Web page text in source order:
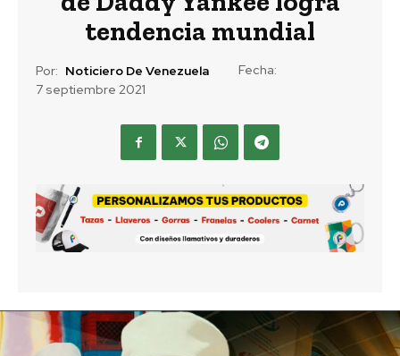
tendencia mundial
Por: Noticiero De Venezuela
Fecha:
7 septiembre 2021